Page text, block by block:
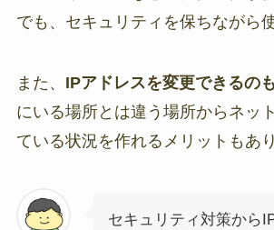
でも、セキュリティを保ちながら
また、 IPアドレスを変更できるの
にいる場所とは違う場所からネッ
ている状況を作れるメリットもあり
セキュリティ対策から